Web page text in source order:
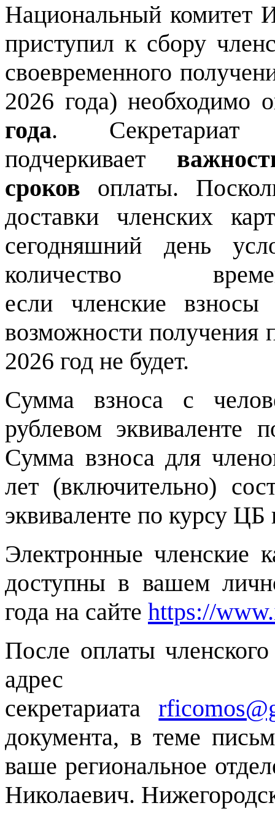
Национальный
приступил к сбору
своевременного
2026 года) необходимо
года. Секретариат
подчеркивает
сроков оплаты.
доставки членских
сегодняшний день
количество
если членские
возможности получения
2026 год не будет.
Сумма взноса с
рублевом
Сумма взноса для
лет (включительно)
эквиваленте по курсу
Электронные членские
доступны в вашем
года на сайте https://
После оплаты
адрес
секретариата
документа, в теме
ваше региональное
Николаевич.